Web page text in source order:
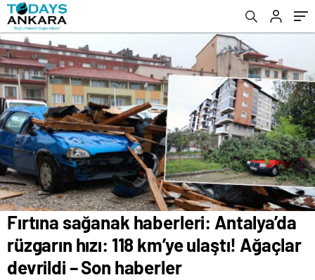
devrildi – Son haberler
Fırtına sağanak haberleri: Antalya’da
rüzgarın hızı: 118 km’ye ulaştı! Ağaçlar
devrildi – Son haberler